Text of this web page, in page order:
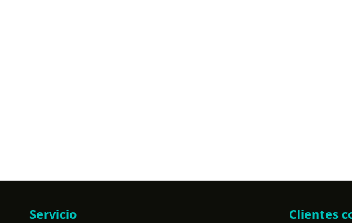
Servicio Clientes